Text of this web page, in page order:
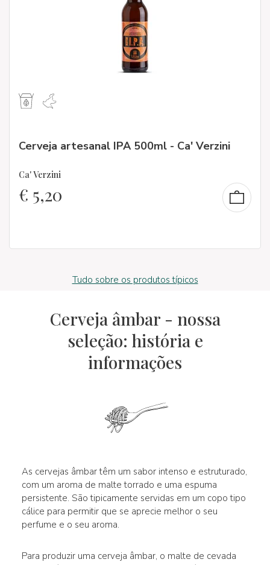
Cerveja artesanal IPA 500ml - Ca' Verzini
Ca' Verzini
€ 5,20
Tudo sobre os produtos típicos
Cerveja âmbar - nossa
seleção: história e
informações
As cervejas âmbar têm um sabor intenso e estruturado,
com um aroma de malte torrado e uma espuma
persistente. São tipicamente servidas em um copo tipo
cálice para permitir que se aprecie melhor o seu
perfume e o seu aroma.
Para produzir uma cerveja âmbar, o malte de cevada